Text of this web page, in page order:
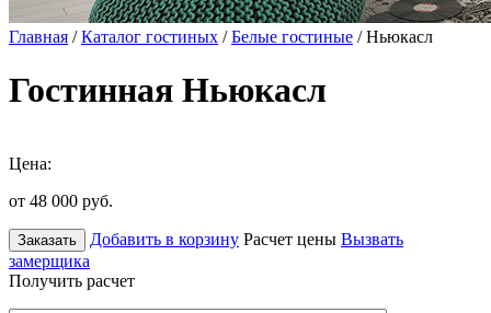
Главная /Каталог гостиных /Белые гостиные / Ньюкасл
Гостинная Ньюкасл
Цена:
от 48 000 руб.
Заказать Добавить в корзину Расчет цены Вызвать
замерщика
Получить расчет